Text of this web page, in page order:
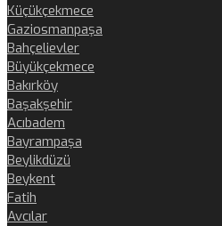
Küçükçekmece
Gaziosmanpaşa
Bahçelievler
Büyükçekmece
Bakırköy
Başakşehir
Acıbadem
Bayrampaşa
Beylikdüzü
Beykent
Fatih
Avcılar